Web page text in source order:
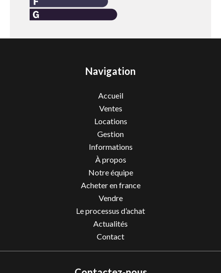
Navigation
Accueil
Ventes
Locations
Gestion
Informations
À propos
Notre équipe
Acheter en france
Vendre
Le processus d’achat
Actualités
Contact